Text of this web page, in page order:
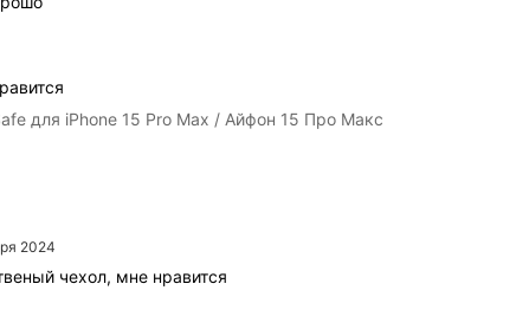
для iPhone 15 Pro Max / Айфон 15 Про Макс
2024
чехол, мне нравится